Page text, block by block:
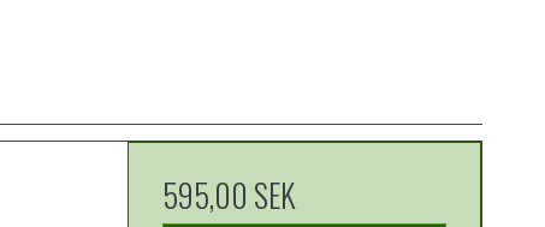
595,00 SEK